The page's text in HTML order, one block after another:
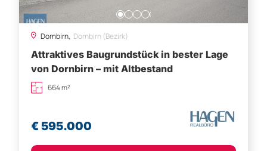
Dornbirn, Dornbirn (Bezirk)
Attraktives Baugrundstück in bester Lage
von Dornbirn – mit Altbestand
664 m²
€ 595.000